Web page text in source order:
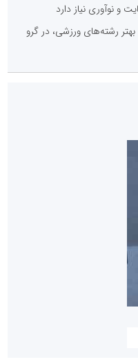
و نوآوری نیاز دارد
رشته‌های ورزشی، در گرو